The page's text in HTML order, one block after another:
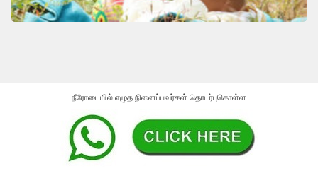
நீரோடையில் எழுத நினைப்பவர்கள் தொடர்புகொள்ள